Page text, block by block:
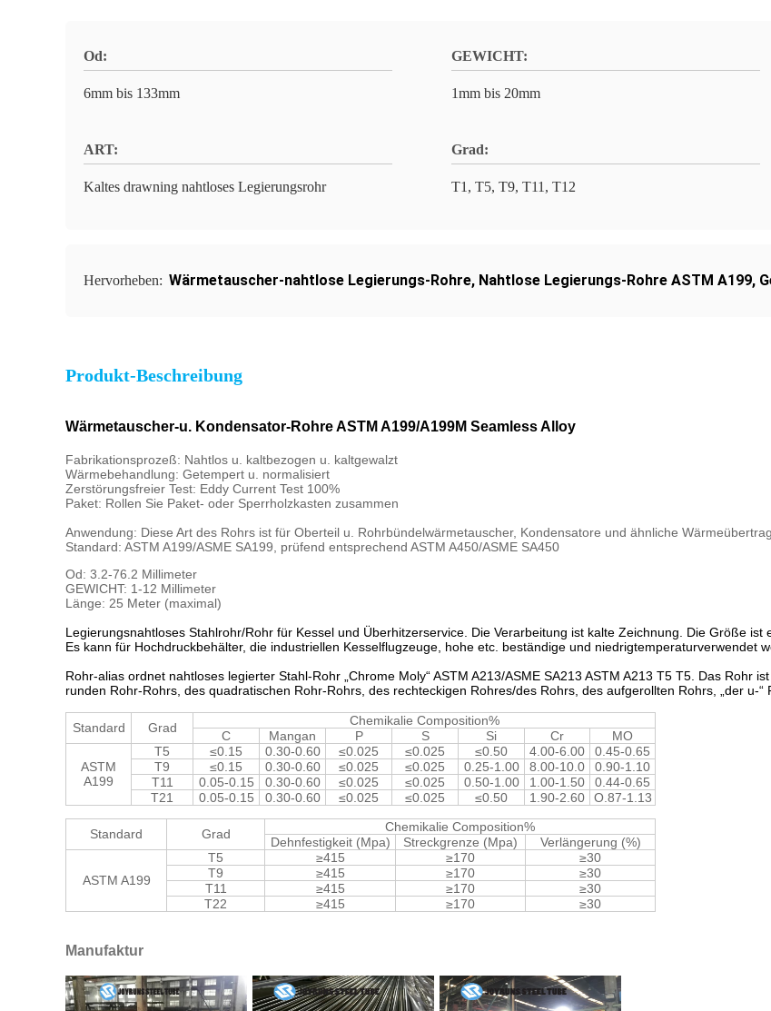
Od:
6mm bis 133mm
GEWICHT:
1mm bis 20mm
ART:
Kaltes drawning nahtloses Legierungsrohr
Grad:
T1, T5, T9, T11, T12
Hervorheben: Wärmetauscher-nahtlose Legierungs-Rohre, Nahtlose Legierungs-Rohre ASTM A199,
Produkt-Beschreibung
Wärmetauscher-u. Kondensator-Rohre ASTM A199/A199M Seamless Alloy
Fabrikationsprozeß: Nahtlos u. kaltbezogen u. kaltgewalzt
Wärmebehandlung: Getempert u. normalisiert
Zerstörungsfreier Test: Eddy Current Test 100%
Paket: Rollen Sie Paket- oder Sperrholzkasten zusammen
Anwendung: Diese Art des Rohrs ist für Oberteil u. Rohrbündelwärmetauscher, Kondensatore und ähnliche
Standard: ASTM A199/ASME SA199, prüfend entsprechend ASTM A450/ASME SA450
Od: 3.2-76.2 Millimeter
GEWICHT: 1-12 Millimeter
Länge: 25 Meter (maximal)
Legierungsnahtloses Stahlrohr/Rohr für Kessel und Überhitzerservice. Die Verarbeitung ist kalte Zeichnung. Die Größe ist
Es kann für Hochdruckbehälter, die industriellen Kesselflugzeuge, hohe etc. beständige und niedrigtemperaturverwendet
Rohr-alias ordnet nahtloses legierter Stahl-Rohr „Chrome Moly“ ASTM A213/ASME SA213 ASTM A213 T5 T5. Das Rohr
runden Rohr-Rohrs, des quadratischen Rohr-Rohrs, des rechteckigen Rohres/des Rohrs, des aufgerollten Rohrs, „der u-
Standard Grad
Chemikalie Composition%
C
Mangan P S Si Cr MO
ASTM
A199
T5 ≤0.15 0.30-0.60 ≤0.025 ≤0.025 ≤0.50 4.00-6.00
0.45-0.65
T9
≤0.15 0.30-0.60 ≤0.025 ≤0.025 0.25-1.00 8.00-10.0
0.90-1.10
T11
0.05-0.15 0.30-0.60 ≤0.025 ≤0.025 0.50-1.00 1.00-1.50
0.44-0.65
T21
0.05-0.15 0.30-0.60 ≤0.025 ≤0.025 ≤0.50 1.90-2.60 O.87-1.13
Standard Grad
Chemikalie Composition%
Dehnfestigkeit (Mpa)
Streckgrenze (Mpa) Verlängerung (%)
ASTM A199
T5 ≥415 ≥170
≥30
T9
≥415 ≥170
≥30
T11
≥415 ≥170
≥30
T22
≥415 ≥170 ≥30
Manufaktur